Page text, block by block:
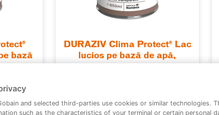
bază
DURAZIV Clima Protect® Lac
lucios pe bază de apă,
and selected third-parties use cookies or similar technologies.
such as the characteristics of your terminal or certain personal